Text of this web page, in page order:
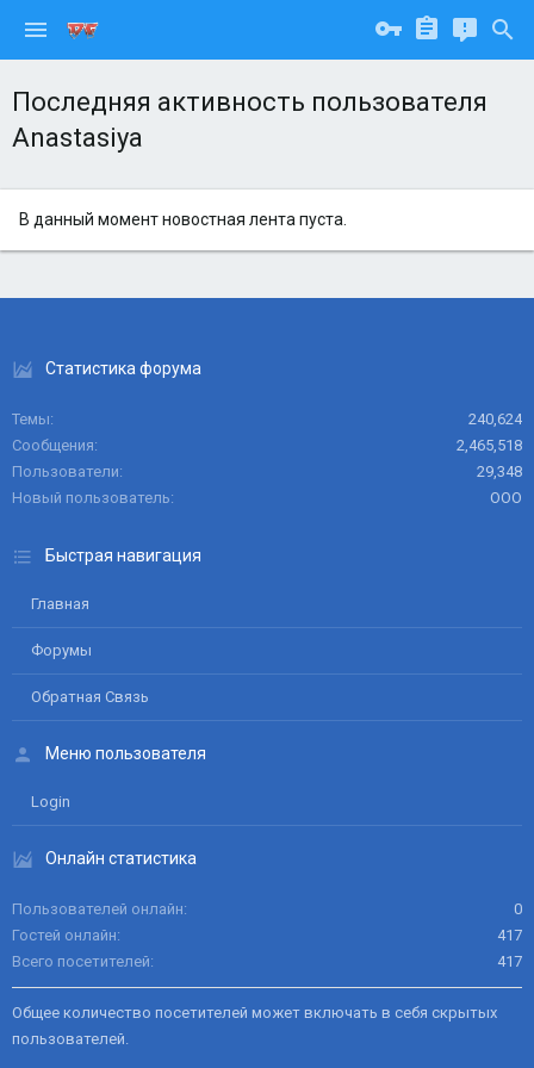
Последняя активность пользователя
Anastasiya
В данный момент новостная лента пуста.
Статистика форума
Темы
240,624
Сообщения
2,465,518
Пользователи
29,348
Новый пользователь
ООО
Быстрая навигация
Главная
Форумы
Обратная Связь
Меню пользователя
Login
Онлайн статистика
Пользователей онлайн
0
Гостей онлайн
417
Всего посетителей
417
Общее количество посетителей может включать в себя скрытых
пользователей.